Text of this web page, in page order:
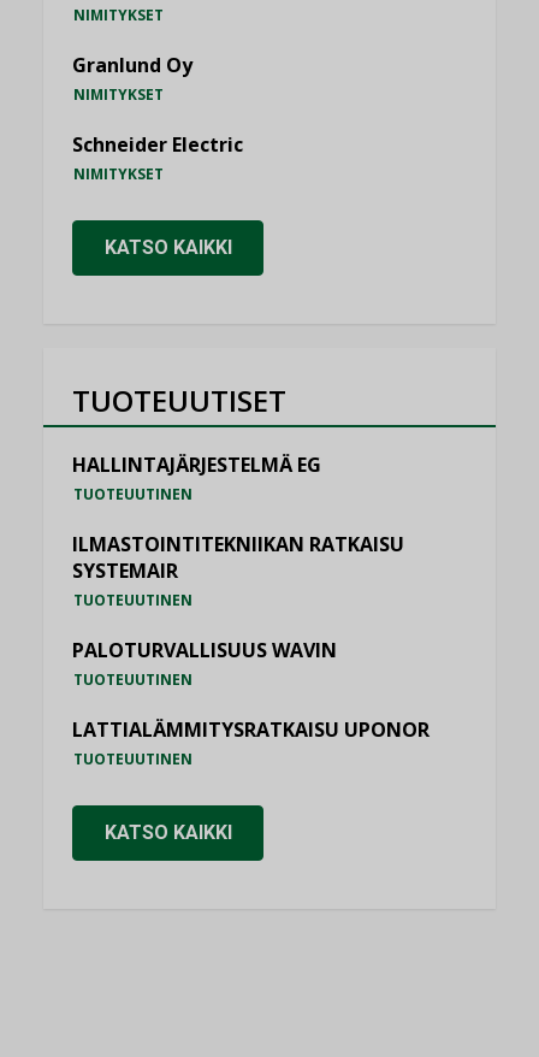
NIMITYKSET
Granlund Oy
NIMITYKSET
Schneider Electric
NIMITYKSET
KATSO KAIKKI
TUOTEUUTISET
HALLINTAJÄRJESTELMÄ EG
TUOTEUUTINEN
ILMASTOINTITEKNIIKAN RATKAISU
SYSTEMAIR
TUOTEUUTINEN
PALOTURVALLISUUS WAVIN
TUOTEUUTINEN
LATTIALÄMMITYSRATKAISU UPONOR
TUOTEUUTINEN
KATSO KAIKKI